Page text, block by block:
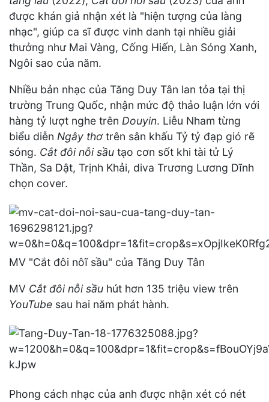
được khán giả nhận xét là "hiện tượng của làng
nhạc", giúp ca sĩ được vinh danh tại nhiều giải
thưởng như Mai Vàng, Cống Hiến, Làn Sóng Xanh,
Ngôi sao của năm.
Nhiều bản nhạc của Tăng Duy Tân lan tỏa tại thị
trường Trung Quốc, nhận mức độ thảo luận lớn với
hàng tỷ lượt nghe trên Douyin. Liễu Nham từng
biểu diễn Ngây thơtrên sân khấu Tỷ tỷ đạp gió rẽ
sóng. Cắt đôi nỗi sầu tạo cơn sốt khi tài tử Lý
Thần, Sa Dật, Trịnh Khải, diva Trương Lương Dĩnh
chọn cover.
MV "Cắt đôi nôĩ sầu" của Tăng Duy Tân
MV Cắt đôi nỗi sầu hút hơn 135 triệu view trên
YouTube sau hai năm phát hành.
Phong cách nhạc của anh được nhận xét có nét